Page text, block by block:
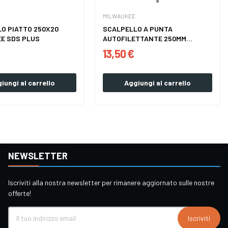
PIATTO 250X20
SDS PLUS
al carrello
MILWAUKEE
SCALPELLO A PUNTA
AUTOFILETTANTE 250MM...
13,50 €
Aggiungi al carrello
NEWSLETTER
Iscriviti alla nostra newsletter per rimanere aggiornato sulle nostre
offerte!
Iscriviti